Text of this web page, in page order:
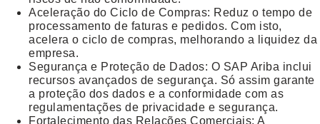
Aceleração do Ciclo de Compras: Reduz o tempo de
processamento de faturas e pedidos. Com isto,
acelera o ciclo de compras, melhorando a liquidez da
empresa.
Segurança e Proteção de Dados: O SAP Ariba inclui
recursos avançados de segurança. Só assim garante
a proteção dos dados e a conformidade com as
regulamentações de privacidade e segurança.
Fortalecimento das Relações Comerciais: A